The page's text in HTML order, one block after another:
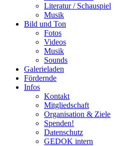
Literatur / Schauspiel
Musik
Bild und Ton
Fotos
Videos
Musik
Sounds
Galerieladen
Fördernde
Infos
Kontakt
Mitgliedschaft
Organisation & Ziele
Spenden!
Datenschutz
GEDOK intern